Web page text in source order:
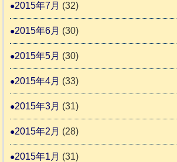
2015年7月 (32)
2015年6月 (30)
2015年5月 (30)
2015年4月 (33)
2015年3月 (31)
2015年2月 (28)
2015年1月 (31)